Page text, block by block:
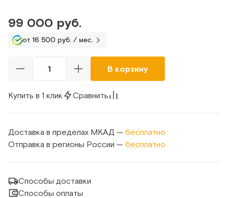
99 000 руб.
от 16 500 руб. / мес.
В корзину
Купить в 1 клик Сравнить
Доставка в пределах МКАД — бесплатно
Отправка в регионы России — бесплатно
Способы доставки
Способы оплаты